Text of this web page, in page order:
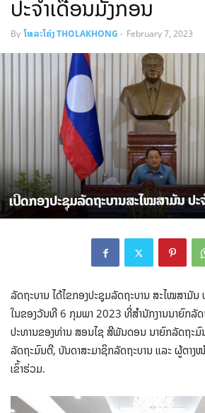
ປະຈຳເດືອນມັງກອນ
By ໂທລະໂຄ່ງ THOLAKHONG - February 7, 2023
ລັດຖະບານ ໄດ້ໄຂກອງປະຊຸມລັດຖະບານ ສະໄໝສາມັນ
ໃນຂອງວັນທີ 6 ກຸມພາ 2023 ທີ່ສຳນັກງານນາຍົກລັດ
ປະທານຂອງທ່ານ ສອນໄຊ ສີພັນດອນ ນາຍົກລັດຖະມົ
ລັດຖະມົນຕີ, ບັນດາສະມາຊິກລັດຖະບານ ແລະ ຜູ້ຕາງ
ເຂົ້າຮ່ວມ.